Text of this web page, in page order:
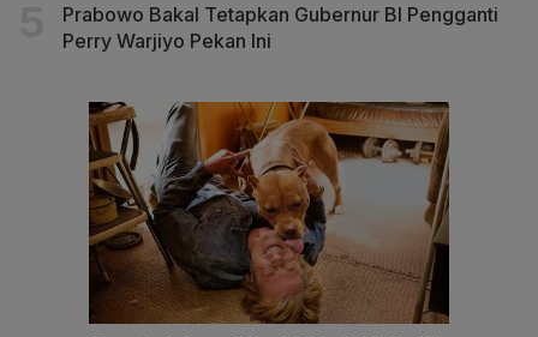
Prabowo Bakal Tetapkan Gubernur BI Pengganti
Perry Warjiyo Pekan Ini